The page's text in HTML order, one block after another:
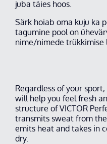
juba täies hoos.
Särk hoiab oma kuju ka
tagumine pool on
nime/nimede trükkimise
Regardless of your
will help you feel fresh
structure of VICTOR
transmits sweat from
emits heat and takes in
dry.